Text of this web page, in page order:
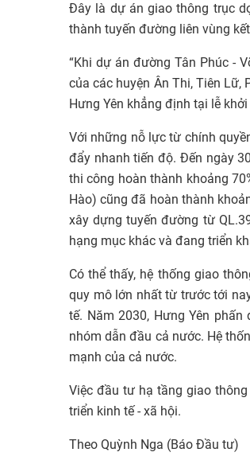
Đây là dự án giao thông trục
thành tuyến đường liên vùng
“Khi dự án đường Tân Phúc -
của các huyện Ân Thi, Tiên Lữ,
Hưng Yên khẳng định tại lễ
Với những nỗ lực từ chính
đẩy nhanh tiến độ. Đến ngày
thi công hoàn thành khoảng
Hào) cũng đã hoàn thành
xây dựng tuyến đường từ
hạng mục khác và đang triển
Có thể thấy, hệ thống giao
quy mô lớn nhất từ trước tới
tế. Năm 2030, Hưng Yên
nhóm dẫn đầu cả nước. Hệ
mạnh của cả nước.
Việc đầu tư hạ tầng giao
triển kinh tế - xã hội.
Theo Quỳnh Nga (Báo Đầu tư)